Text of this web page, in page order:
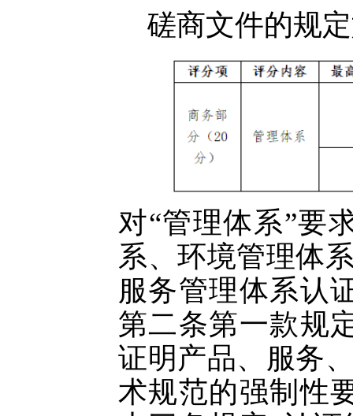
磋商文件的规
对“管理体系”要
系、环境管理体
服务管理体系认
第二条第一款规
证明产品、服务
术规范的强制性